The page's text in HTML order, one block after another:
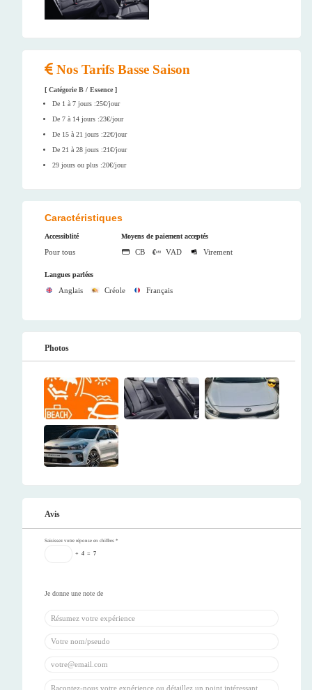
Nos Tarifs Basse Saison
[ Catégorie B / Essence ]
De 1 à 7 jours :25€/jour
De 7 à 14 jours :23€/jour
De 15 à 21 jours :22€/jour
De 21 à 28 jours :21€/jour
29 jours ou plus :20€/jour
Caractéristiques
Accessiblité
Pour tous
Moyens de paiement acceptés
CB VAD Virement
Langues parlées
Anglais Créole Français
Photos
Avis
Saisissez votre réponse en chiffres *
+ 4 = 7